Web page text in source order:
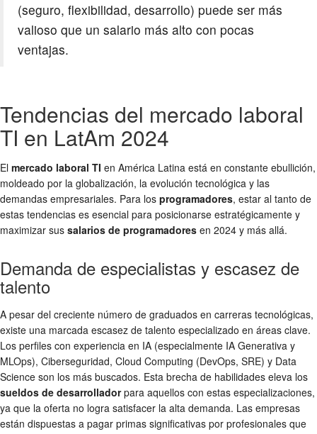
(seguro, flexibilidad, desarrollo) puede ser más
valioso que un salario más alto con pocas
ventajas.
Tendencias del mercado laboral
TI en LatAm 2024
El mercado laboral TI en América Latina está en constante ebullición,
moldeado por la globalización, la evolución tecnológica y las
demandas empresariales. Para los programadores, estar al tanto de
estas tendencias es esencial para posicionarse estratégicamente y
maximizar sus salarios de programadores en 2024 y más allá.
Demanda de especialistas y escasez de
talento
A pesar del creciente número de graduados en carreras tecnológicas,
existe una marcada escasez de talento especializado en áreas clave.
Los perfiles con experiencia en IA (especialmente IA Generativa y
MLOps), Ciberseguridad, Cloud Computing (DevOps, SRE) y Data
Science son los más buscados. Esta brecha de habilidades eleva los
sueldos de desarrolladorpara aquellos con estas especializaciones,
ya que la oferta no logra satisfacer la alta demanda. Las empresas
están dispuestas a pagar primas significativas por profesionales que